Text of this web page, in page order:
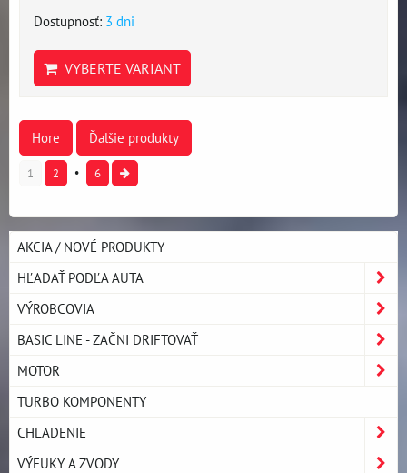
Dostupnosť: 3 dni
VYBERTE VARIANT
Hore Ďalšie produkty
1 2 6
AKCIA / NOVÉ PRODUKTY
HĽADAŤ PODĽA AUTA
VÝROBCOVIA
BASIC LINE - ZAČNI DRIFTOVAŤ
MOTOR
TURBO KOMPONENTY
CHLADENIE
VÝFUKY A ZVODY